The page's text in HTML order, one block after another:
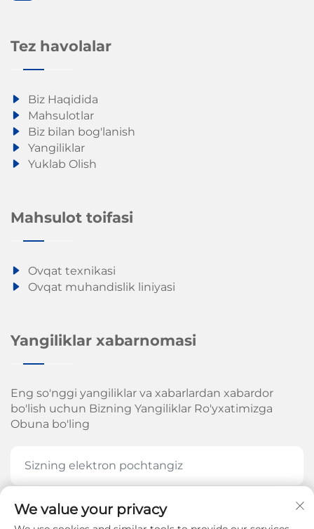
Tez havolalar
Biz Haqidida
Mahsulotlar
Biz bilan bog'lanish
Yangiliklar
Yuklab Olish
Mahsulot toifasi
Ovqat texnikasi
Ovqat muhandislik liniyasi
Yangiliklar xabarnomasi
Eng so'nggi yangiliklar va xabarlardan xabardor
bo'lish uchun Bizning Yangiliklar Ro'yxatimizga
Obuna bo'ling
HOZIR OBUNA BOʻLING
We value your privacy